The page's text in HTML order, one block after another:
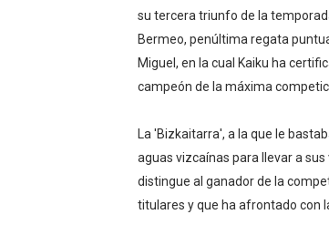
EFA y AFLE
Grandes
Campeonato
Campeonato
Mundial de
Máxima
su tercera triunfo de la
Bermeo, penúltima regata
Miguel, en la cual Kaiku ha
campeón de la máxima
La 'Bizkaitarra', a la que le
aguas vizcaínas para llevar a
distingue al ganador de la
titulares y que ha afrontado con